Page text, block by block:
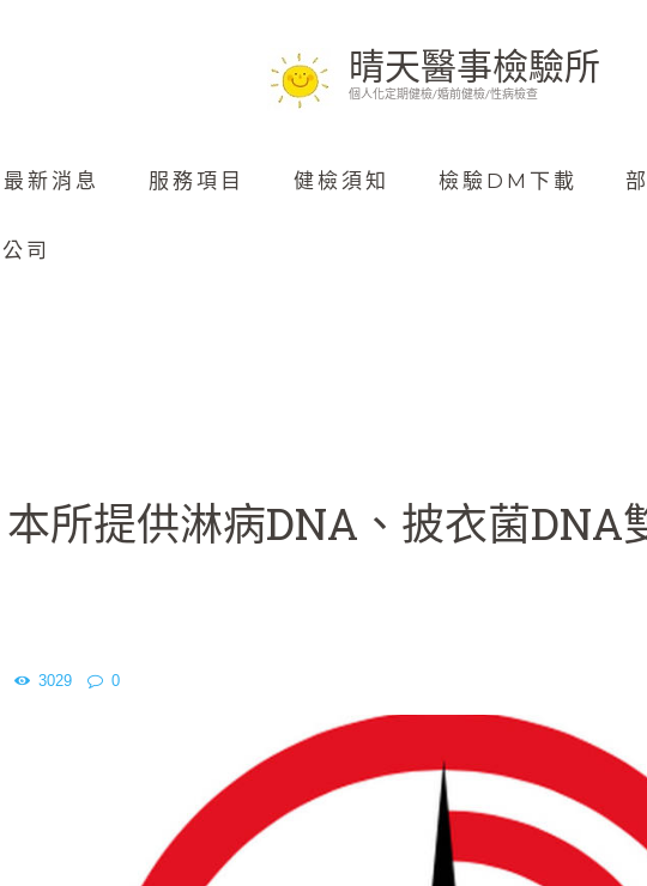
晴天醫事檢驗所
個人化定期健檢/婚前健檢/性病檢查
最新消息 服務項目 健檢須知 檢驗DM下載
司
所提供淋病DNA、披衣菌DNA
3029 0